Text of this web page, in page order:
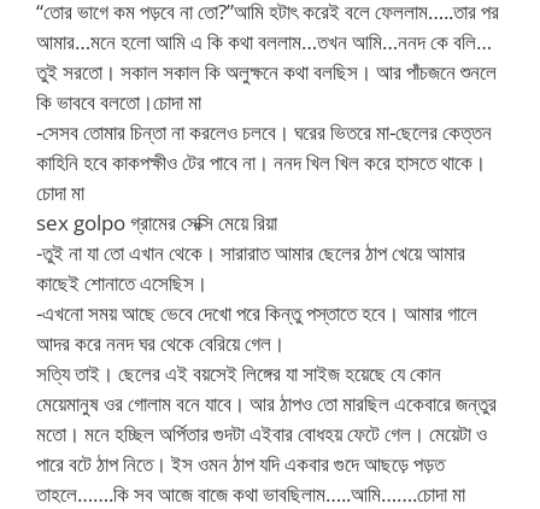
“তোর ভাগে কম পড়বে না তো?”আমি হটাৎ করেই বলে ফেললাম…..তার পর
আমার…মনে হলো আমি এ কি কথা বললাম…তখন আমি…ননদ কে বলি…
তুই সরতো। সকাল সকাল কি অলুক্ষনে কথা বলছিস। আর পাঁচজনে শুনলে
কি ভাববে বলতো।চোদা মা
-সেসব তোমার চিন্তা না করলেও চলবে। ঘরের ভিতরে মা-ছেলের কেত্তন
কাহিনি হবে কাকপক্ষীও টের পাবে না। ননদ খিল খিল করে হাসতে থাকে।
চোদা মা
sex golpo গ্রামের সেক্সি মেয়ে রিয়া
-তুই না যা তো এখান থেকে। সারারাত আমার ছেলের ঠাপ খেয়ে আমার
কাছেই শোনাতে এসেছিস।
-এখনো সময় আছে ভেবে দেখো পরে কিন্তু পস্তাতে হবে। আমার গালে
আদর করে ননদ ঘর থেকে বেরিয়ে গেল।
সত্যি তাই। ছেলের এই বয়সেই লিঙ্গের যা সাইজ হয়েছে যে কোন
মেয়েমানুষ ওর গোলাম বনে যাবে। আর ঠাপও তো মারছিল একেবারে জন্তুর
মতো। মনে হচ্ছিল অর্পিতার গুদটা এইবার বোধহয় ফেটে গেল। মেয়েটা ও
পারে বটে ঠাপ নিতে। ইস ওমন ঠাপ যদি একবার গুদে আছড়ে পড়ত
তাহলে…….কি সব আজে বাজে কথা ভাবছিলাম…..আমি…….চোদা মা